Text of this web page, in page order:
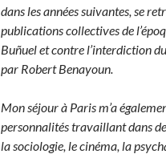
dans les années suivantes, se
publications collectives de
Buñuel et contre l’interdiction
par Robert Benayoun.
Mon séjour à Paris m’a
personnalités travaillant dans
la sociologie, le cinéma, la